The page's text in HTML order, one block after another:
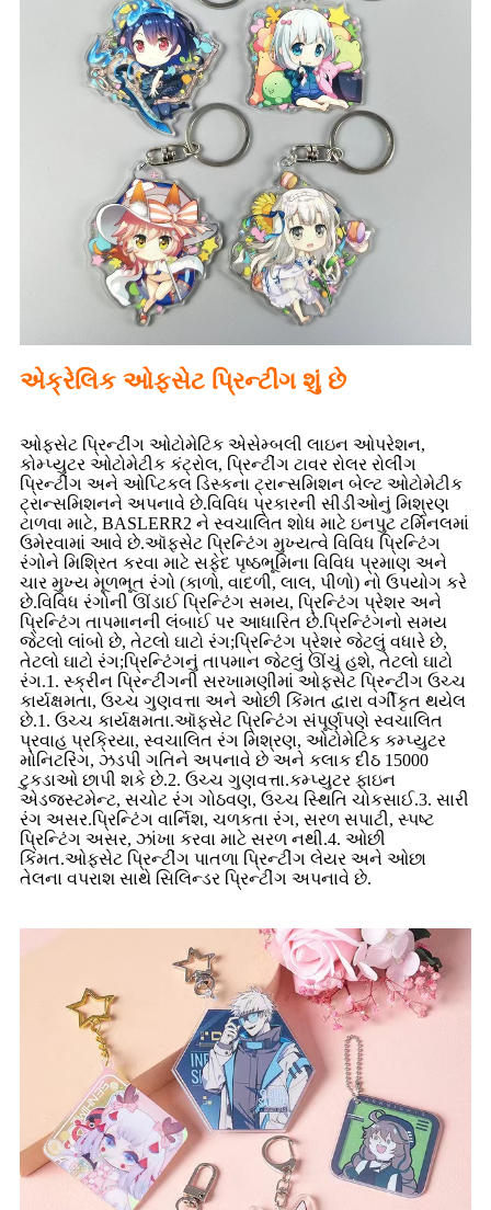
એક્રેલિક ઓફસેટ પ્રિન્ટીંગ શું છે
ઓફસેટ પ્રિન્ટીંગ ઓટોમેટિક એસેમ્બલી લાઇન ઓપરેશન,
કોમ્પ્યુટર ઓટોમેટીક કંટ્રોલ, પ્રિન્ટીંગ ટાવર રોલર રોલીંગ
પ્રિન્ટીંગ અને ઓપ્ટિકલ ડિસ્કના ટ્રાન્સમિશન બેલ્ટ ઓટોમેટીક
ટ્રાન્સમિશનને અપનાવે છે.વિવિધ પ્રકારની સીડીઓનું મિશ્રણ
ટાળવા માટે, BASLERR2 ને સ્વચાલિત શોધ માટે ઇનપુટ ટર્મિનલમાં
ઉમેરવામાં આવે છે.ઑફસેટ પ્રિન્ટિંગ મુખ્યત્વે વિવિધ પ્રિન્ટિંગ
રંગોને મિશ્રિત કરવા માટે સફેદ પૃષ્ઠભૂમિના વિવિધ પ્રમાણ અને
ચાર મુખ્ય મૂળભૂત રંગો (કાળો, વાદળી, લાલ, પીળો) નો ઉપયોગ કરે
છે.વિવિધ રંગોની ઊંડાઈ પ્રિન્ટિંગ સમય, પ્રિન્ટિંગ પ્રેશર અને
પ્રિન્ટિંગ તાપમાનની લંબાઈ પર આધારિત છે.પ્રિન્ટિંગનો સમય
જેટલો લાંબો છે, તેટલો ઘાટો રંગ;પ્રિન્ટિંગ પ્રેશર જેટલું વધારે છે,
તેટલો ઘાટો રંગ;પ્રિન્ટિંગનું તાપમાન જેટલું ઊંચું હશે, તેટલો ઘાટો
રંગ.1. સ્ક્રીન પ્રિન્ટીંગની સરખામણીમાં ઓફસેટ પ્રિન્ટીંગ ઉચ્ચ
કાર્યક્ષમતા, ઉચ્ચ ગુણવત્તા અને ઓછી કિંમત દ્વારા વર્ગીકૃત થયેલ
છે.1. ઉચ્ચ કાર્યક્ષમતા.ઑફસેટ પ્રિન્ટિંગ સંપૂર્ણપણે સ્વચાલિત
પ્રવાહ પ્રક્રિયા, સ્વચાલિત રંગ મિશ્રણ, ઓટોમેટિક કમ્પ્યુટર
મોનિટરિંગ, ઝડપી ગતિને અપનાવે છે અને કલાક દીઠ 15000
ટુકડાઓ છાપી શકે છે.2. ઉચ્ચ ગુણવત્તા.કમ્પ્યુટર ફાઇન
એડજસ્ટમેન્ટ, સચોટ રંગ ગોઠવણ, ઉચ્ચ સ્થિતિ ચોકસાઈ.3. સારી
રંગ અસર.પ્રિન્ટિંગ વાર્નિશ, ચળકતા રંગ, સરળ સપાટી, સ્પષ્ટ
પ્રિન્ટિંગ અસર, ઝાંખા કરવા માટે સરળ નથી.4. ઓછી
કિંમત.ઓફસેટ પ્રિન્ટીંગ પાતળા પ્રિન્ટીંગ લેયર અને ઓછા
તેલના વપરાશ સાથે સિલિન્ડર પ્રિન્ટીંગ અપનાવે છે.